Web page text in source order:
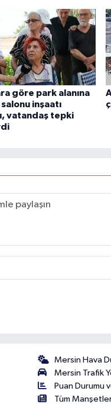
göre park alanına
inşaatı
vatandaş tepki
Mersin Hava
Mersin Trafik
Puan Durumu
Tüm